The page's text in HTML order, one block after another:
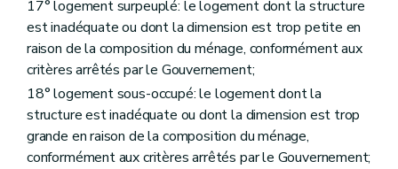
Titre III
Des acteurs de la politique régionale du logement
Chapitre premier De la Société wallonne du logement
Section première Généralités
Art. 86
Section 2
Des missions
Art. 87
Art. 88
Section 3 Des moyens d'action
Art. 89
17° logement surpeuplé: le logement dont la structure
est inadéquate ou dont la dimension est trop petite en
raison de la composition du ménage, conformément aux
critères arrêtés par le Gouvernement;
18° logement sous-occupé: le logement dont la
structure est inadéquate ou dont la dimension est trop
grande en raison de la composition du ménage,
conformément aux critères arrêtés par le Gouvernement;